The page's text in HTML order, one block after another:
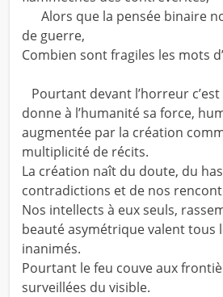
Alors que la pensée binaire
de guerre,
Combien sont fragiles les mots
Pourtant devant l’horreur
donne à l’humanité sa force,
augmentée par la création
multiplicité de récits.
La création naît du doute, du
contradictions et de nos
Nos intellects à eux seuls,
beauté asymétrique valent tous
inanimés.
Pourtant le feu couve aux
surveillées du visible.